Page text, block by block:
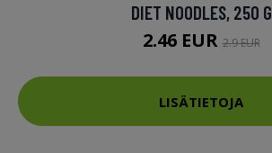
DIET NOODLES, 250 G
2.46 EUR2.9 EUR
LISÄTIETOJA